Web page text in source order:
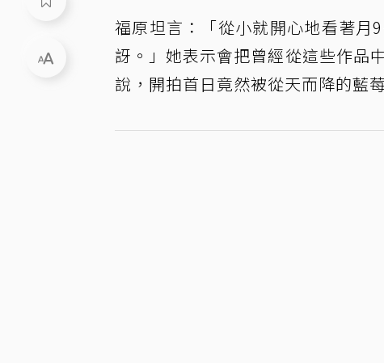
福原坦言：「從小就開心地看著月
訝。」她表示會把曾經從這些作品
說，開拍首日竟然被從天而降的藍